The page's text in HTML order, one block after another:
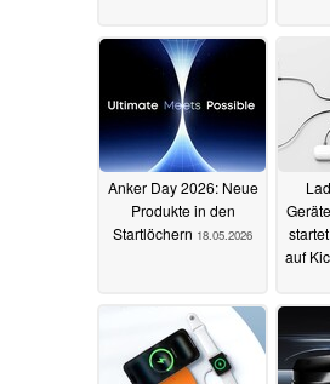
Anker Day 2026: Neue
Produkte in den
Startlöchern 18.05.2026
auf